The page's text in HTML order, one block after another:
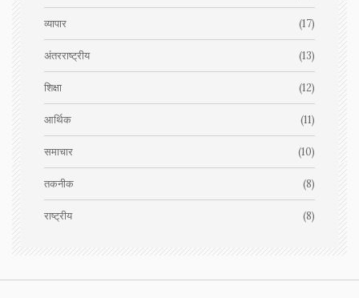
व्यापार (17)
अंतरराष्ट्रीय (13)
शिक्षा (12)
आर्थिक (11)
समाचार (10)
तकनीक (8)
राष्ट्रीय (8)